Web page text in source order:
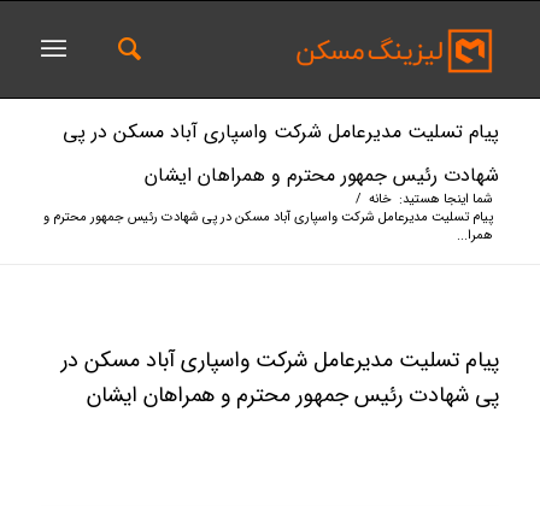
پیام تسلیت مدیرعامل شرکت واسپاری آباد مسکن در پی
شهادت رئیس جمهور محترم و همراهان ایشان
شما اینجا هستید: خانه /
پیام تسلیت مدیرعامل شرکت واسپاری آباد مسکن در پی شهادت رئیس جمهور محترم و
همرا...
پیام تسلیت مدیرعامل شرکت واسپاری آباد مسکن در
پی شهادت رئیس جمهور محترم و همراهان ایشان